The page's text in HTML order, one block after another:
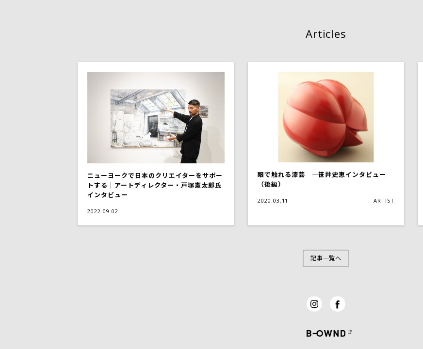
Articles
ニューヨークで日本のクリエイターをサポー
トする｜アートディレクター・戸塚憲太郎氏
インタビュー
2022.09.02
眼で触れる漆芸 ―笹井史恵インタビュー
（後編）
2020.03.11 ARTIST
記事一覧へ